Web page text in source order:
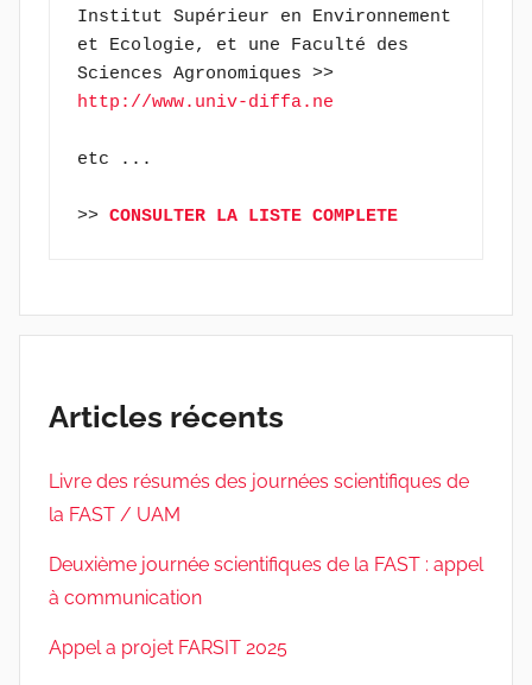
Institut Supérieur en Environnement
et Ecologie, et une Faculté des
Sciences Agronomiques >>
http://www.univ-diffa.ne
etc ...
>> CONSULTER LA LISTE COMPLETE
Articles récents
Livre des résumés des journées scientifiques de
la FAST / UAM
Deuxième journée scientifiques de la FAST : appel
à communication
Appel a projet FARSIT 2025